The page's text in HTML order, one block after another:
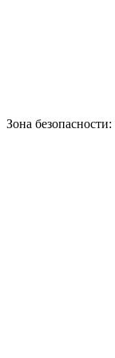
Зона безопасности: